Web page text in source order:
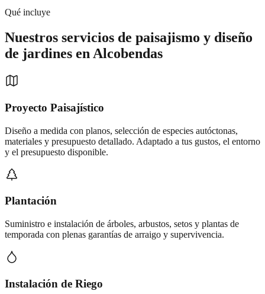
Qué incluye
Nuestros servicios de paisajismo y diseño
de jardines enAlcobendas
Proyecto Paisajístico
Diseño a medida con planos, selección de especies autóctonas,
materiales y presupuesto detallado. Adaptado a tus gustos, el entorno
y el presupuesto disponible.
Plantación
Suministro e instalación de árboles, arbustos, setos y plantas de
temporada con plenas garantías de arraigo y supervivencia.
Instalación de Riego